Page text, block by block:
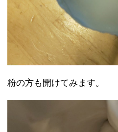
粉の方も開けてみます。